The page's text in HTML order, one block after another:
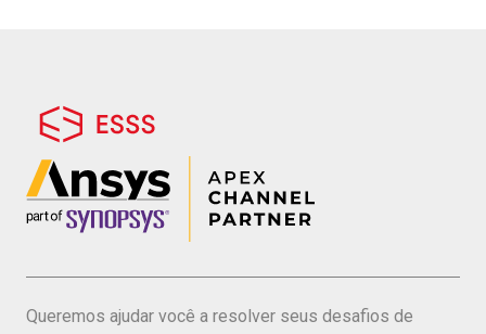
Queremos ajudar você a resolver seus desafios de